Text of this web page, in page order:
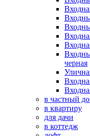
черная
в частный
в квартиру
для дачи
в коттедж